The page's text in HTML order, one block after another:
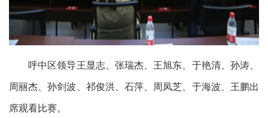
呼中区领导王显志、张瑞杰、王旭东、于艳清、孙涛、
周丽杰、孙剑波、祁俊洪、石萍、周凤芝、于海波、王鹏出
席观看比赛。